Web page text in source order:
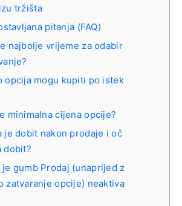
tržišta
pitanja (FAQ)
najbolje vrijeme za odabir
opcija mogu kupiti po istek
minimalna cijena opcije?
je dobit nakon prodaje i oč
dobit?
je gumb Prodaj (unaprijed z
zatvaranje opcije) neaktiva